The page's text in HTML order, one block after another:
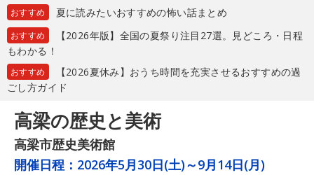
おすすめ 夏に読みたいおすすめの怖い話まとめ
おすすめ
【2026年版】全国の夏祭り注目27選。見どころ・日程
もわかる！
おすすめ
【2026夏休み】おうち時間を充実させるおすすめの過
ごし方ガイド
高梁の歴史と美術
高梁市歴史美術館
開催日程： 2026年5月30日(土)～9月14日(月)